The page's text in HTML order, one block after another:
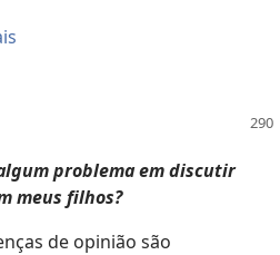
problema em discutir
meus filhos?
de opinião são